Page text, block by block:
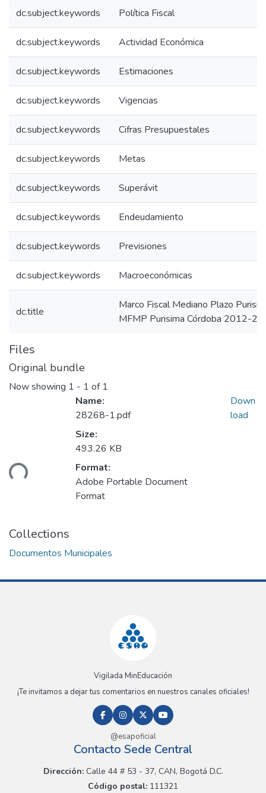
dc.subject.keywords Política Fiscal
dc.subject.keywords Actividad Económica
dc.subject.keywords Estimaciones
dc.subject.keywords Vigencias
dc.subject.keywords Cifras Presupuestales
dc.subject.keywords Metas
dc.subject.keywords Superávit
dc.subject.keywords Endeudamiento
dc.subject.keywords Previsiones
dc.subject.keywords Macroeconómicas
dc.title
Marco Fiscal Mediano Plazo
MFMP Purisima Córdoba 2012-
Files
Original bundle
Now showing 1 - 1 of 1
Name:
28268-1.pdf
Size:
493.26 KB
Format:
Adobe Portable Document
Format
Down
load
Collections
Documentos Municipales
Vigilada MinEducación
¡Te invitamos a dejar tus comentarios en nuestros canales oficiales!
@esapoficial
Contacto Sede Central
Dirección:Calle 44 # 53 - 37, CAN, Bogotá D.C.
Código postal: 111321